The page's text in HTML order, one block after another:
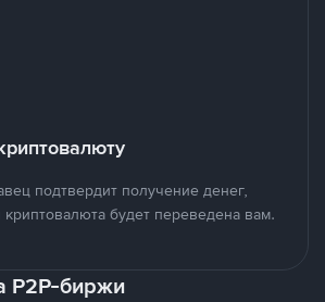
подтвердит получение денег,
будет переведена вам.
P2P-биржи